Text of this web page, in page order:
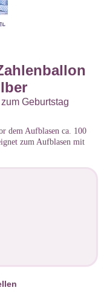
Geburtstag
dem Aufblasen ca. 100
zum Aufblasen mit